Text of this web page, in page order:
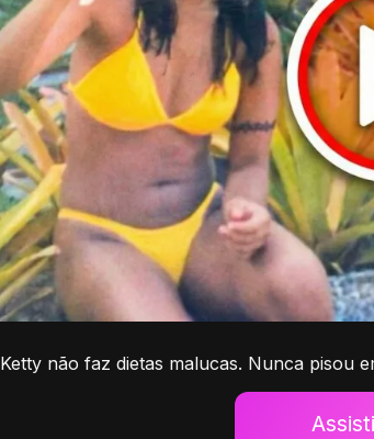
Ketty não faz dietas malucas. Nunca pisou